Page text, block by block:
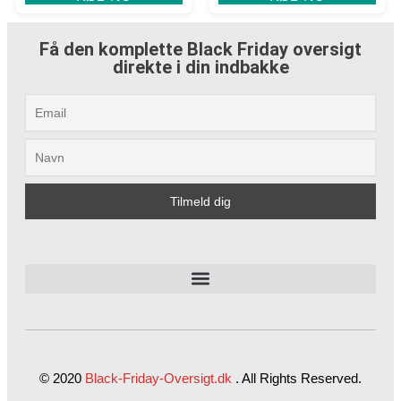
Få den komplette Black Friday oversigt
direkte i din indbakke
© 2020 Black-Friday-Oversigt.dk . All Rights Reserved.